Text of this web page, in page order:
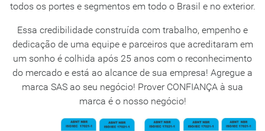
todos os portes e segmentos em todo o Brasil e no exterior.
Essa credibilidade construída com trabalho, empenho e
dedicação de uma equipe e parceiros que acreditaram em
um sonho é colhida após 25 anos com o reconhecimento
do mercado e está ao alcance de sua empresa! Agregue a
marca SAS ao seu negócio! Prover CONFIANÇA à sua
marca é o nosso negócio!